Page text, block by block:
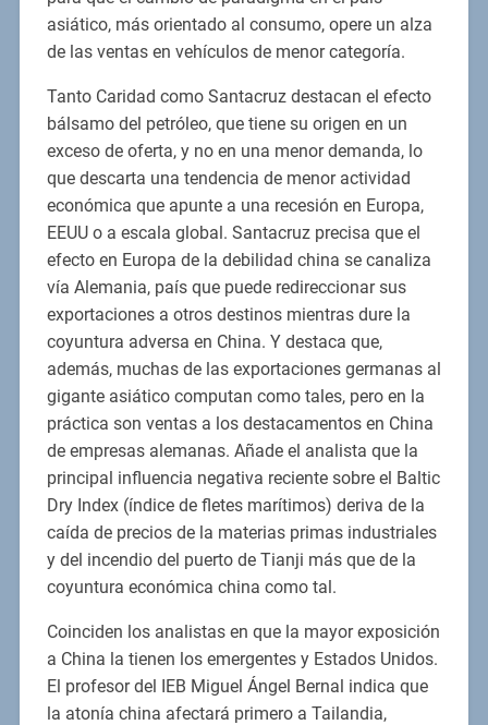
asiático, más orientado al consumo, opere un alza
de las ventas en vehículos de menor categoría.
Tanto Caridad como Santacruz destacan el efecto
bálsamo del petróleo, que tiene su origen en un
exceso de oferta, y no en una menor demanda, lo
que descarta una tendencia de menor actividad
económica que apunte a una recesión en Europa,
EEUU o a escala global. Santacruz precisa que el
efecto en Europa de la debilidad china se canaliza
vía Alemania, país que puede redireccionar sus
exportaciones a otros destinos mientras dure la
coyuntura adversa en China. Y destaca que,
además, muchas de las exportaciones germanas al
gigante asiático computan como tales, pero en la
práctica son ventas a los destacamentos en China
de empresas alemanas. Añade el analista que la
principal influencia negativa reciente sobre el Baltic
Dry Index (índice de fletes marítimos) deriva de la
caída de precios de la materias primas industriales
y del incendio del puerto de Tianji más que de la
coyuntura económica china como tal.
Coinciden los analistas en que la mayor exposición
a China la tienen los emergentes y Estados Unidos.
El profesor del IEB Miguel Ángel Bernal indica que
la atonía china afectará primero a Tailandia,